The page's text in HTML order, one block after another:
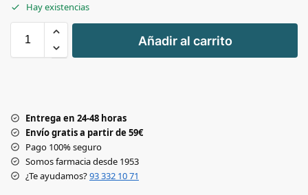
Hay existencias
+
-
Añadir al carrito
Entrega en 24-48 horas
Envío gratis a partir de 59€
Pago 100% seguro
Somos farmacia desde 1953
¿Te ayudamos?93 332 10 71